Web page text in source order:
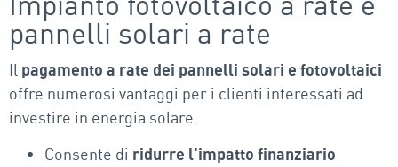
pannelli solari a rate
Il pagamento a rate dei pannelli solari e fotovoltaici
offre numerosi vantaggi per i clienti interessati ad
investire in energia solare.
Consente di ridurre l’impatto finanziario